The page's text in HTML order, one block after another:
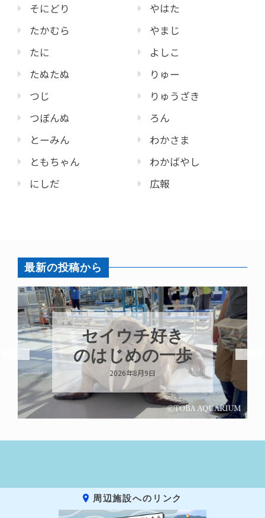
そにどり
たかむら
たに
たぬたぬ
つじ
つぼんぬ
とーみん
ともちゃん
にしだ
やはた
やまじ
よしこ
りゅー
りゅうざき
ろん
わかさま
わかばやし
広報
最新の投稿から
セイウチ好き
のはじめの一歩
2026年8月9日
周辺施設へのリンク